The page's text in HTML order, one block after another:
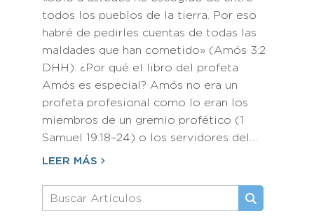
todos los pueblos de la tierra. Por eso
habré de pedirles cuentas de todas las
maldades que han cometido» (Amós 3:2
DHH). ¿Por qué el libro del profeta
Amós es especial? Amós no era un
profeta profesional como lo eran los
miembros de un gremio profético (1
Samuel 19:18–24) o los servidores del…
LEER MÁS